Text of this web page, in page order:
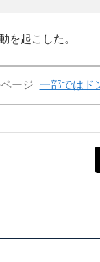
を起こした。
ージ 一部ではド